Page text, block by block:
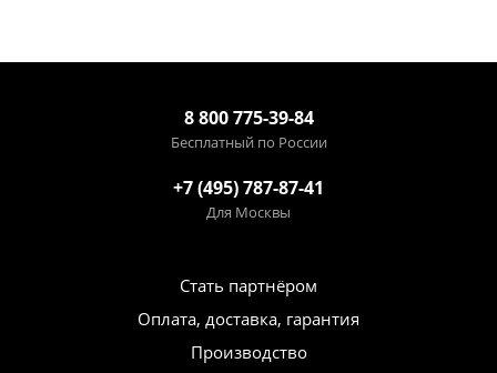
8 800 775-39-84
Бесплатный по России
+7 (495) 787-87-41
Для Москвы
Стать партнёром
Оплата, доставка, гарантия
Производство